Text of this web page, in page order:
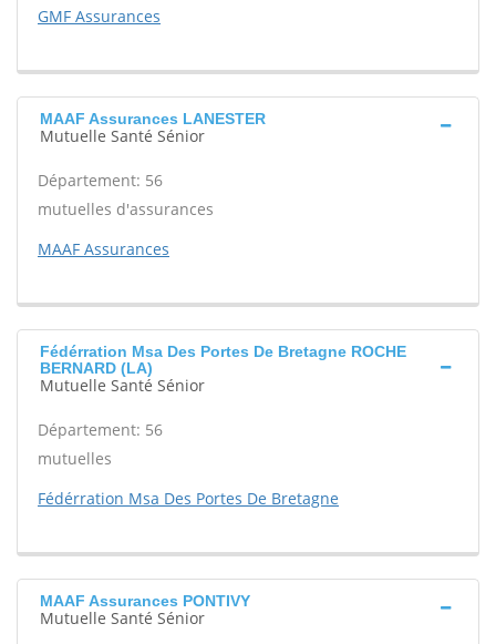
GMF Assurances
MAAF Assurances LANESTER
Mutuelle Santé Sénior
Département: 56
mutuelles d'assurances
MAAF Assurances
Fédérration Msa Des Portes De Bretagne ROCHE
BERNARD (LA)
Mutuelle Santé Sénior
Département: 56
mutuelles
Fédérration Msa Des Portes De Bretagne
MAAF Assurances PONTIVY
Mutuelle Santé Sénior